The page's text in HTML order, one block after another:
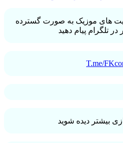
های موزیک به صورت گسترده
T.me/
بیشتر دیده شوید